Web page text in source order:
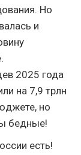
Но
и
2025 года
на 7,9 трлн
но
бедные!
есть!